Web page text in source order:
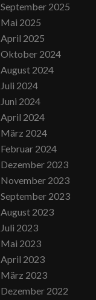
September 2025
Mai 2025
April 2025
Oktober 2024
August 2024
Juli 2024
Juni 2024
April 2024
März 2024
Februar 2024
Dezember 2023
November 2023
September 2023
August 2023
Juli 2023
Mai 2023
April 2023
März 2023
Dezember 2022